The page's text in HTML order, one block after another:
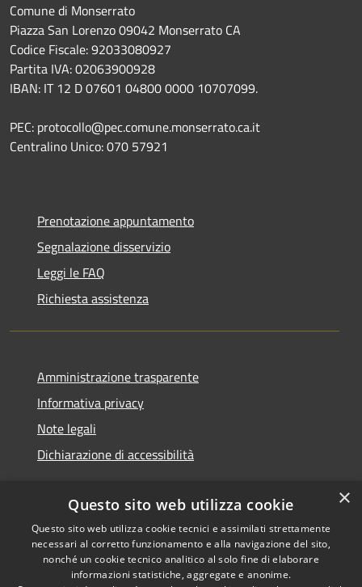
Comune di Monserrato
Piazza San Lorenzo 09042 Monserrato CA
Codice Fiscale: 92033080927
Partita IVA: 02063900928
IBAN: IT 12 D 07601 04800 0000 10707099.
PEC: protocollo@pec.comune.monserrato.ca.it
Centralino Unico: 070 57921
Prenotazione appuntamento
Segnalazione disservizio
Leggi le FAQ
Richiesta assistenza
Amministrazione trasparente
Informativa privacy
Note legali
Dichiarazione di accessibilità
RSS
Accessibilità
Copyright © 2026 • Comune di
Monserrato • Powered by
Municipium•Accesso
×
Questo sito web utilizza cookie
Questo sito web utilizza cookie tecnici e assimilati strettamente
necessari al corretto funzionamento e alla navigazione del sito,
nonché un cookie tecnico analitico al solo fine di elaborare
informazioni statistiche, aggregate e anonime.